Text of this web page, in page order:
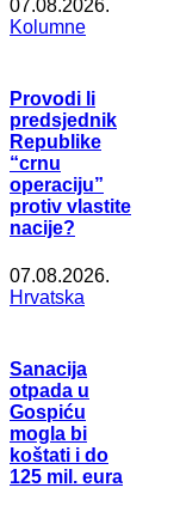
07.08.2026.
Kolumne
Provodi li
predsjednik
Republike
“crnu
operaciju”
protiv vlastite
nacije?
07.08.2026.
Hrvatska
Sanacija
otpada u
Gospiću
mogla bi
koštati i do
125 mil. eura